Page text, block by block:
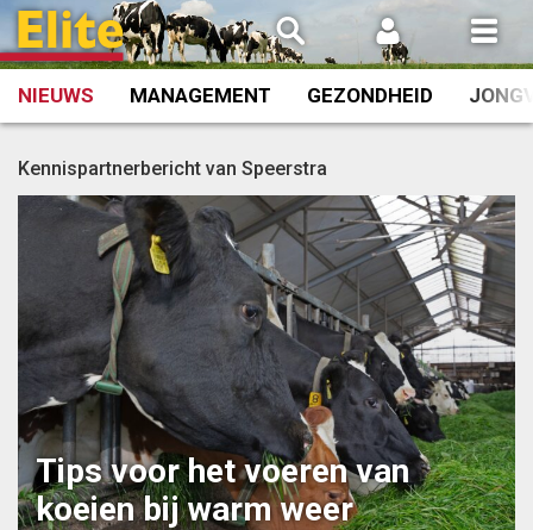
Spring
naar
inhoud
NIEUWS MANAGEMENT GEZONDHEID
Kennispartnerbericht van Speerstra
Tips voor het voeren van
koeien bij warm weer